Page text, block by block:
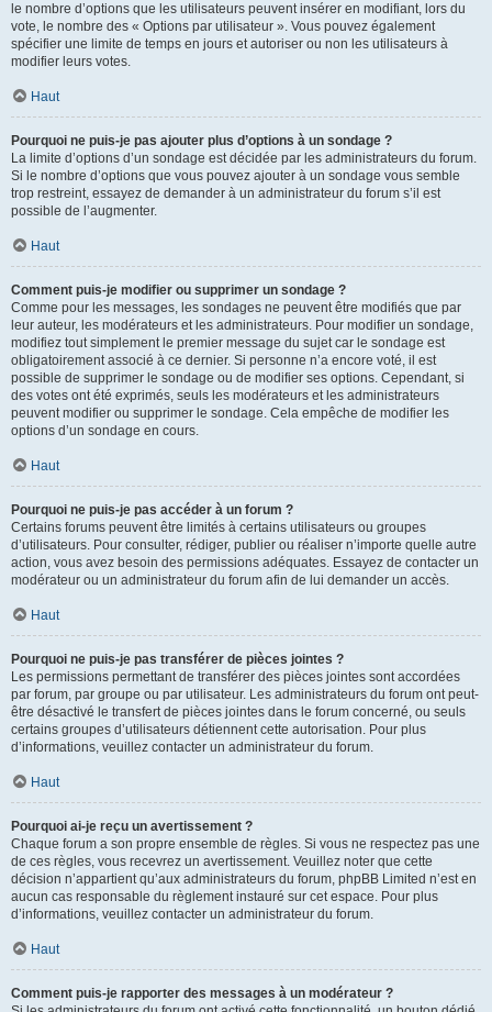
le nombre d’options que les utilisateurs peuvent insérer en modifiant, lors du
vote, le nombre des « Options par utilisateur ». Vous pouvez également
spécifier une limite de temps en jours et autoriser ou non les utilisateurs à
modifier leurs votes.
Haut
Pourquoi ne puis-je pas ajouter plus d’options à un sondage ?
La limite d’options d’un sondage est décidée par les administrateurs du forum.
Si le nombre d’options que vous pouvez ajouter à un sondage vous semble
trop restreint, essayez de demander à un administrateur du forum s’il est
possible de l’augmenter.
Haut
Comment puis-je modifier ou supprimer un sondage ?
Comme pour les messages, les sondages ne peuvent être modifiés que par
leur auteur, les modérateurs et les administrateurs. Pour modifier un sondage,
modifiez tout simplement le premier message du sujet car le sondage est
obligatoirement associé à ce dernier. Si personne n’a encore voté, il est
possible de supprimer le sondage ou de modifier ses options. Cependant, si
des votes ont été exprimés, seuls les modérateurs et les administrateurs
peuvent modifier ou supprimer le sondage. Cela empêche de modifier les
options d’un sondage en cours.
Haut
Pourquoi ne puis-je pas accéder à un forum ?
Certains forums peuvent être limités à certains utilisateurs ou groupes
d’utilisateurs. Pour consulter, rédiger, publier ou réaliser n’importe quelle autre
action, vous avez besoin des permissions adéquates. Essayez de contacter un
modérateur ou un administrateur du forum afin de lui demander un accès.
Haut
Pourquoi ne puis-je pas transférer de pièces jointes ?
Les permissions permettant de transférer des pièces jointes sont accordées
par forum, par groupe ou par utilisateur. Les administrateurs du forum ont peut-
être désactivé le transfert de pièces jointes dans le forum concerné, ou seuls
certains groupes d’utilisateurs détiennent cette autorisation. Pour plus
d’informations, veuillez contacter un administrateur du forum.
Haut
Pourquoi ai-je reçu un avertissement ?
Chaque forum a son propre ensemble de règles. Si vous ne respectez pas une
de ces règles, vous recevrez un avertissement. Veuillez noter que cette
décision n’appartient qu’aux administrateurs du forum, phpBB Limited n’est en
aucun cas responsable du règlement instauré sur cet espace. Pour plus
d’informations, veuillez contacter un administrateur du forum.
Haut
Comment puis-je rapporter des messages à un modérateur ?